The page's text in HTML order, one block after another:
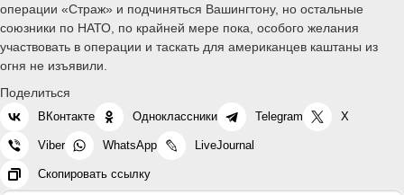
операции «Страж» и подчиняться Вашингтону, но остальные
союзники по НАТО, по крайней мере пока, особого желания
участвовать в операции и таскать для американцев каштаны из
огня не изъявили.
Поделиться
ВКонтакте Одноклассники Telegram X
Viber WhatsApp LiveJournal
Скопировать ссылку